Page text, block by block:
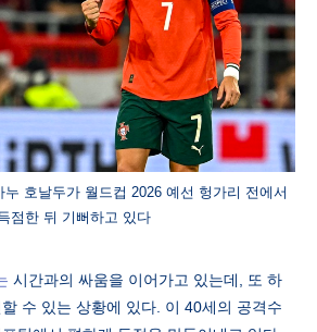
호날두가 월드컵 2026 예선 헝가리 전에서
점한 뒤 기뻐하고 있다
시간과의 싸움을 이어가고 있는데, 또 하
수 있는 상황에 있다. 이 40세의 공격수